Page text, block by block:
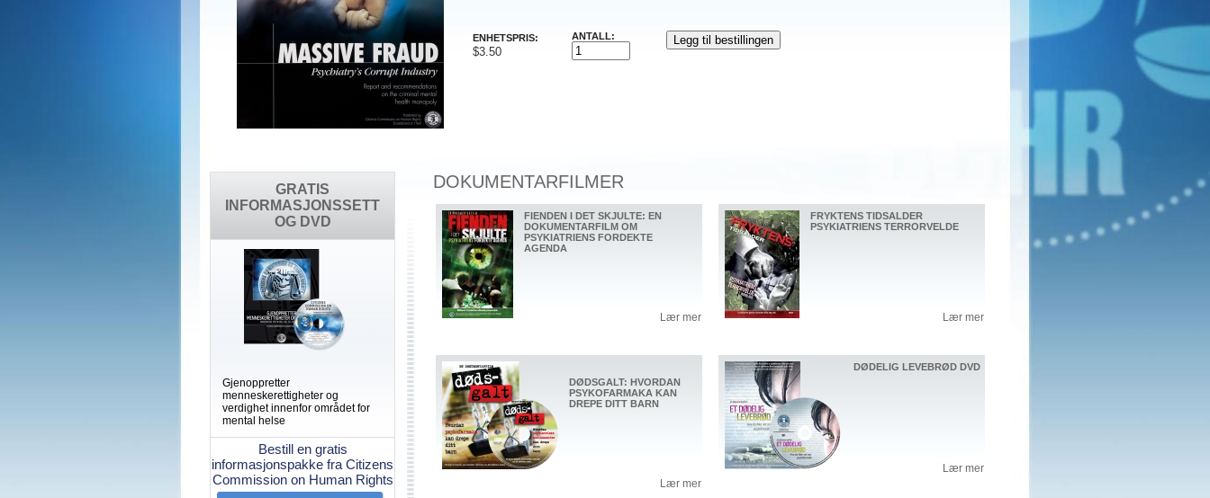
ENHETSPRIS:
$3.50
ANTALL:
GRATIS
INFORMASJONSSETT
OG DVD
Gjenoppretter
menneskerettigheter og
verdighet innenfor området for
mental helse
Bestill en gratis
informasjonspakke fra Citizens
Commission on Human Rights
DOKUMENTARFILMER
FIENDEN I DET SKJULTE: EN
DOKUMENTARFILM OM
PSYKIATRIENS FORDEKTE
AGENDA
Lær mer
FRYKTENS TIDSALDER
PSYKIATRIENS TERRORVELDE
Lær mer
DØDSGALT: HVORDAN
PSYKOFARMAKA KAN
DREPE DITT BARN
Lær mer
DØDELIG LEVEBRØD DVD
Lær mer